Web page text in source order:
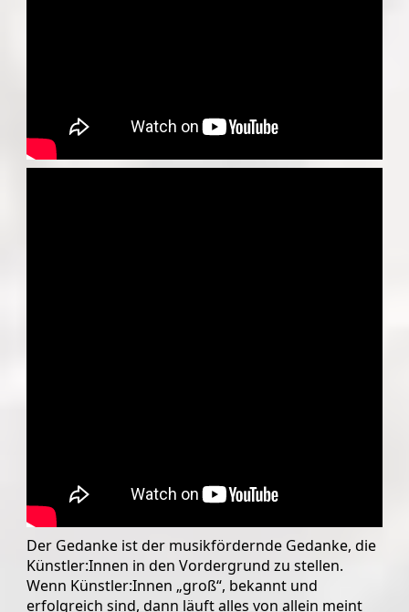
Der Gedanke ist der musikfördernde Gedanke, die
Künstler:Innen in den Vordergrund zu stellen.
Wenn Künstler:Innen „groß“, bekannt und
erfolgreich sind, dann läuft alles von allein meint